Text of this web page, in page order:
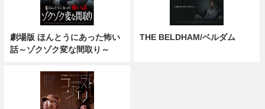
劇場版 ほんとうにあった怖い
話～ゾクゾク変な間取り～
THE BELDHAM/ベルダム